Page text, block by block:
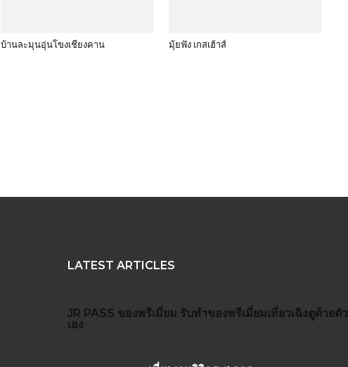
บ้านละมุนอุ่นโขงเชียงคาน มุ้ยฟัง เกสเฮ้าส์
LATEST ARTICLES
JR PASS ของพรีเมี่ยม รับทำของพรีเมี่ยมเที่ยวเฉิงตูด้วยตัว
เอง